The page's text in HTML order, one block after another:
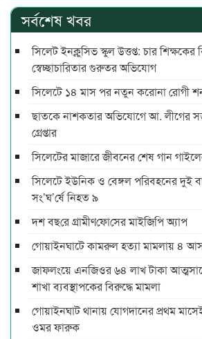
সর্বশেষ খবর
সিলেট ইনক্লুসিভ স্কুল উত্তপ্ত: চার
স্বেচ্ছাচারিতার গুরুতর অভিযোগ
সিলেটে ১৪ মাস পর নতুন করোনা রোগী
ছাতকে নাশকতার অভিযোগে আ. লীগের
গ্রেপ্তার
সিলেটের মাজারে জীবনের শেষ গান
সিলেটে ইউনিক ও বেঙ্গল পরিবহনের দুই
সং’ঘ’র্ষে নিহত ৯
দশ বছ‌রে গ্রামীণ‌ফো‌সের মাইজিপি অ্যাপ
গোয়াইনঘাটে কামরুল হত্যা মামলায় ৪
জাফলংয়ে এনজিওর ৬৪ লাখ টাকা
শাখা ব্যবস্থাপকের বিরুদ্ধে মামলা
গোয়াইনঘাট থানায় যোগদানের প্রথম মাসেই
ওমর ফারুক